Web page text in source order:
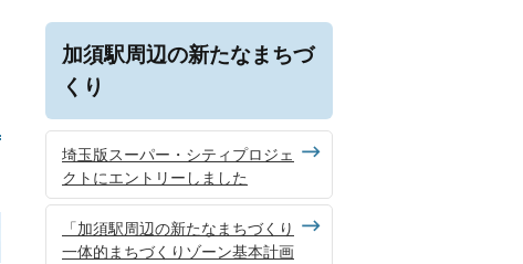
加須駅周辺の新たなまちづ
くり
埼玉版スーパー・シティプロジェ
クトにエントリーしました
「加須駅周辺の新たなまちづくり
一体的まちづくりゾーン基本計画